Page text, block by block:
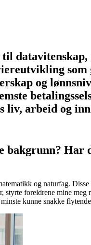
og
arbeid og
bakgrunn?
og naturfag.
foreldrene mine
kunne snakke